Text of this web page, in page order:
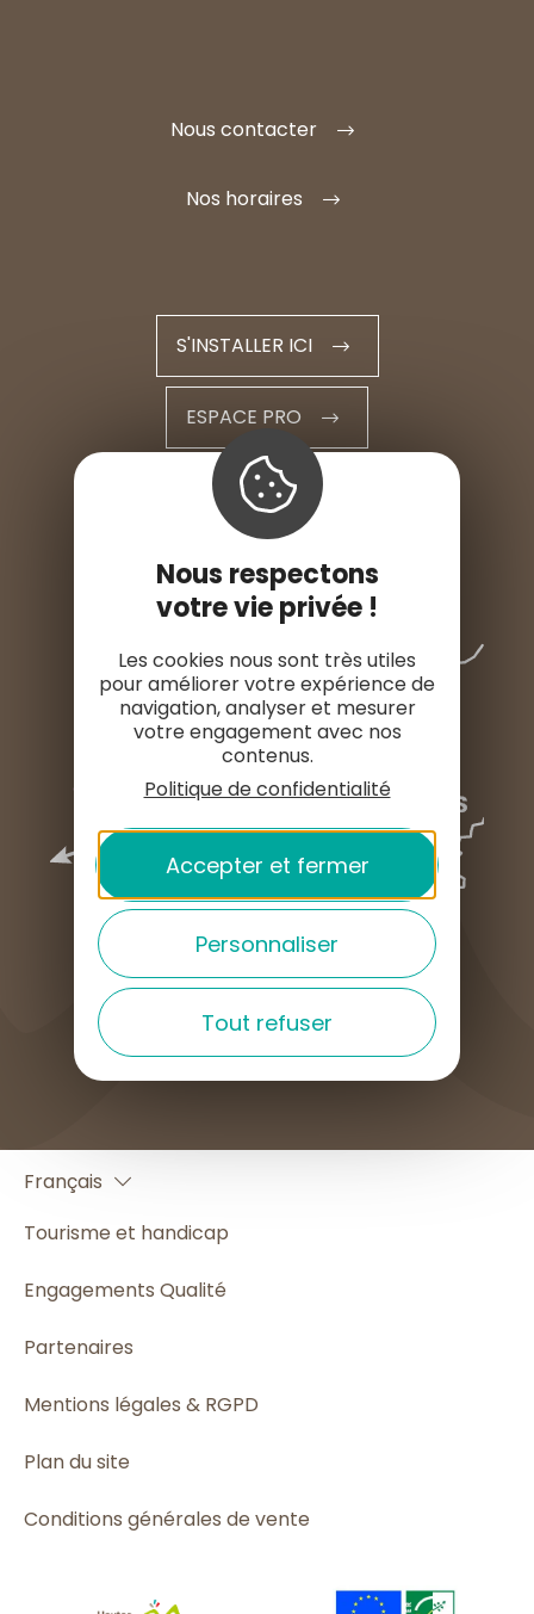
Nous contacter
Nos horaires
S'INSTALLER ICI
ESPACE PRO
ESPACE PRESSE
Français
Español
Tourisme et handicap
Engagements Qualité
Partenaires
Mentions légales & RGPD
Plan du site
Conditions générales de vente
Nous respectons
votre vie privée !
Les cookies nous sont très utiles
pour améliorer votre expérience de
navigation, analyser et mesurer
votre engagement avec nos
contenus.
Politique de confidentialité
Accepter et fermer
Personnaliser
Tout refuser